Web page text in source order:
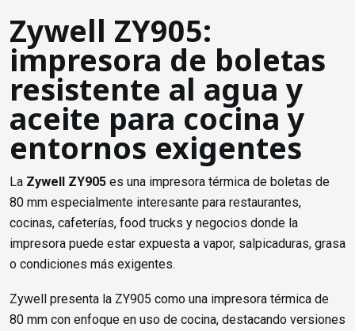
Zywell ZY905:
impresora de boletas
resistente al agua y
aceite para cocina y
entornos exigentes
La Zywell ZY905 es una impresora térmica de boletas de
80 mm especialmente interesante para restaurantes,
cocinas, cafeterías, food trucks y negocios donde la
impresora puede estar expuesta a vapor, salpicaduras, grasa
o condiciones más exigentes.
Zywell presenta la ZY905 como una impresora térmica de
80 mm con enfoque en uso de cocina, destacando versiones